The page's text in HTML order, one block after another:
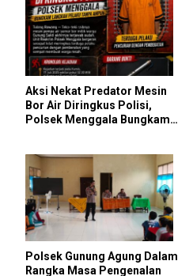
Aksi Nekat Predator Mesin
Bor Air Diringkus Polisi,
Polsek Menggala Bungkam
Polsek Gunung Agung Dalam
Rangka Masa Pengenalan